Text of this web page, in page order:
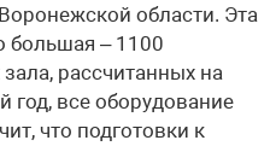
области. Эта
большая – 1100
рассчитанных на
год, все оборудование
что подготовки к